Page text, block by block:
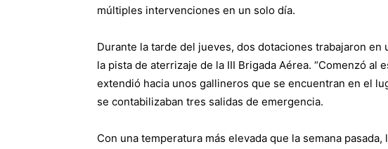
múltiples intervenciones en un solo día.
Durante la tarde del jueves, dos dotaciones trabajaron
la pista de aterrizaje de la III Brigada Aérea. “Comenzó al
extendió hacia unos gallineros que se encuentran en el
se contabilizaban tres salidas de emergencia.
Con una temperatura más elevada que la semana